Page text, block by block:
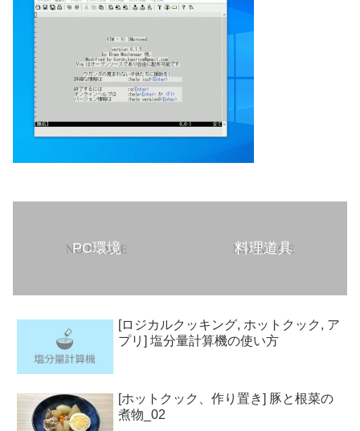
PC環境 料理道具
[ロジカルクッキング, ホットクック, ア
プリ] 塩分量計算機の使い方
[ホットクック、作り置き] 豚と根菜の
煮物_02